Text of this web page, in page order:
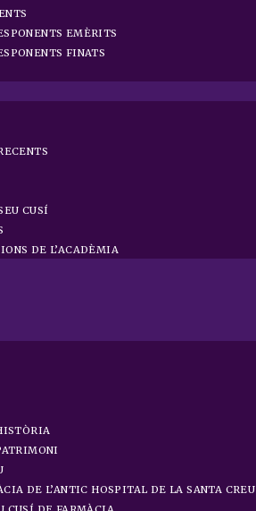
EMÈRITS
FINATS
CUSÍ
DE L’ACADÈMIA
DE L’ANTIC HOSPITAL DE LA SANTA CREU